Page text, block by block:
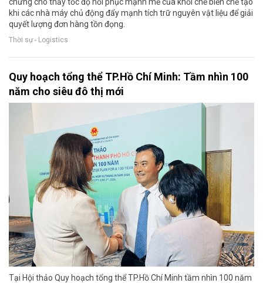
khi các nhà máy chủ động đẩy mạnh tích trữ nguyên vật liệu để giải
quyết lượng đơn hàng tồn đọng.
Thời sự - Logistics
Quy hoạch tổng thể TP.Hồ Chí Minh: Tầm nhìn 100
năm cho siêu đô thị mới
Tại Hội thảo Quy hoạch tổng thể TP.Hồ Chí Minh tầm nhìn 100 năm